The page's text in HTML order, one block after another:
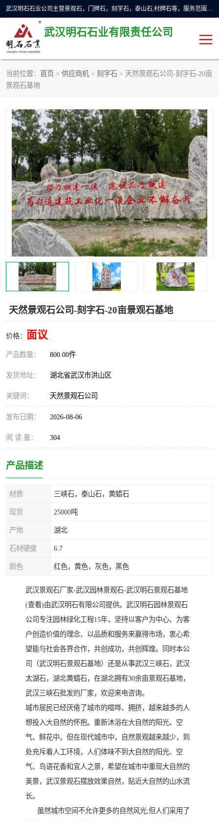
武汉明石石业公司主营景观石，门牌石，刻字石，泰山石,村牌石等，服务范围主要有：武汉，咸宁等地区。公司秉承敬业奉献、锐意创新的企业精神，从无到有，从小到大，以一种产业报国的创业精神，竭诚为客户提供服务，为社会设计财富。
武汉明石石业有限责任公司
当前位置： 首页 > 供应商机 > 刻字石 > 天然景观石公司-刻字石-20亩
景观石基地
天然景观石公司-刻字石-20亩景观石基地
价格： 面议
产品数量： 800.00件
发货地址： 湖北省武汉市洪山区
关键词： 天然景观石公司
发布日期： 2026-08-06
阅 读 量： 304
产品描述
材质 三峡石，泰山石，黄蜡石
现货 25000吨
产地 湖北
石材硬度 6.7
颜色 红色，黄色，灰色，黑色
武汉景观石厂家-武汉园林景观石-武汉明石景观石基地
(查看)由武汉明石有限公司提供。武汉明石园林景观石
公司专注园林绿化工程15年，坚持以客户为中心、为客
户创造价值的理念、以品质和服务来赢得市场，衷心希
望能与社会各界合作，共创成功，共创辉煌。同时本公
司（武汉明石景观石基地）还是从事武汉三峡石，武汉
太湖石，湖北黄蜡石，在湖北拥有30余亩景观石基地，
武汉三峡石批发的厂家，欢迎来电咨询。
城市居民已经厌倦了城市的喧哗、拥挤，越来越多的人
想投入大自然的怀抱。重新沐浴在大自然的阳光、空
气、鲜花中。但在现代城市中，自然景观越来越少，到
处充斥着人工环境，人们体味不到大自然的阳光、空
气、鸟语花香和宜人之景，希望在城市中重现大自然的
美景，武汉景观石摆放效果自然，贴近大自然的山水流
长。
虽然城市空间不允许更多的自然风光,但人们采用了
景观石
门牌石 奠基石
黄蜡石 大型石雕
人物雕塑 异型石材
石雕狮子 刻字石